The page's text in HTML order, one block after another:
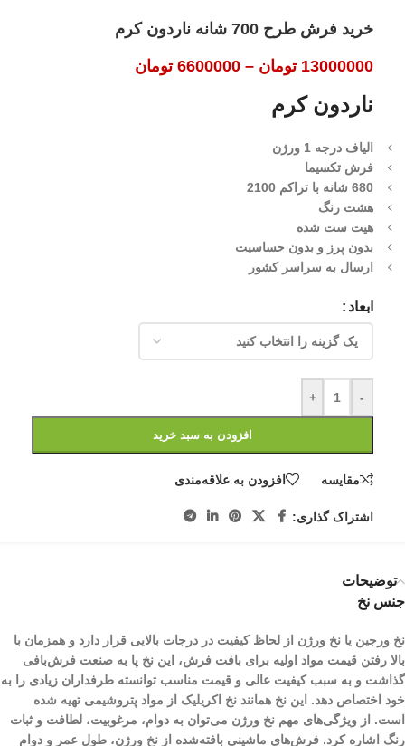
خرید فرش طرح 700 شانه ناردون کرم
13000000 تومان –
6600000 تومان
ناردون کرم
الیاف درجه 1 ورژن
فرش تکسیما
680 شانه با تراکم 2100
هشت رنگ
هیت ست شده
بدون پرز و بدون حساسیت
ارسال به سراسر کشور
ابعاد
-
+
افزودن به سبد خرید
مقایسه افزودن به علاقه‌مندی
اشتراک گذاری:
توضیحات
جنس نخ
نخ ورجین یا نخ ورژن از لحاظ کیفیت در درجات بالایی قرار دارد و همزمان با
بالا رفتن قیمت مواد اولیه برای بافت فرش، این نخ پا به صنعت فرش‌بافی
گذاشت و به سبب کیفیت عالی و قیمت مناسب توانسته طرفداران زیادی را به
خود اختصاص دهد. این نخ همانند نخ اکریلیک از مواد پتروشیمی تهیه شده
است. از ویژگی‌های مهم نخ ورژن می‌توان به دوام، مرغوبیت، لطافت و ثبات
رنگ اشاره کرد. فرش‌های ماشینی بافته‌شده از نخ ورژن، طول عمر و دوام